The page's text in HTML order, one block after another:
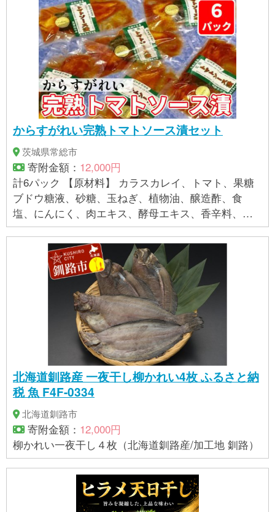
からすがれい完熟トマトソース漬セット
茨城県常総市
寄附金額： 12,000円
計6パック 【原材料】 カラスカレイ、トマト、果糖
ブドウ糖液、砂糖、玉ねぎ、植物油、醸造酢、食
塩、にんにく、肉エキス、酵母エキス、香辛料、増
粘剤(加工澱粉)、調味料(アミノ酸)
北海道釧路産 一夜干し柳かれい4枚 ふるさと納
税 魚 F4F-0334
北海道釧路市
寄附金額： 12,000円
柳かれい一夜干し４枚（北海道釧路産/加工地 釧路）